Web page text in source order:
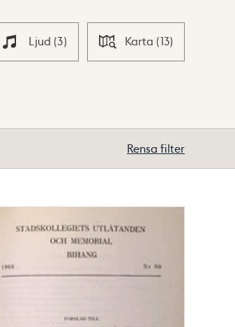
Ljud (3) Karta (13)
Rensa filter